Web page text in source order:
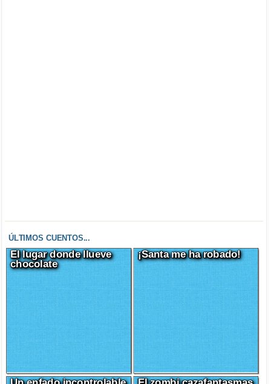
ÚLTIMOS CUENTOS...
El lugar donde llueve
chocolate
¡Santa me ha robado!